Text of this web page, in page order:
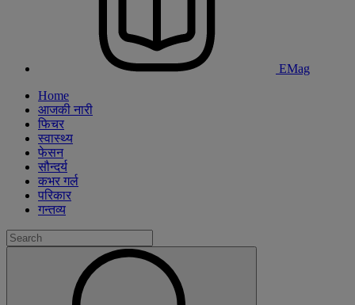
EMag
Home
आजकी नारी
फिचर
स्वास्थ्य
फेसन
सौन्दर्य
कभर गर्ल
परिकार
गन्तव्य